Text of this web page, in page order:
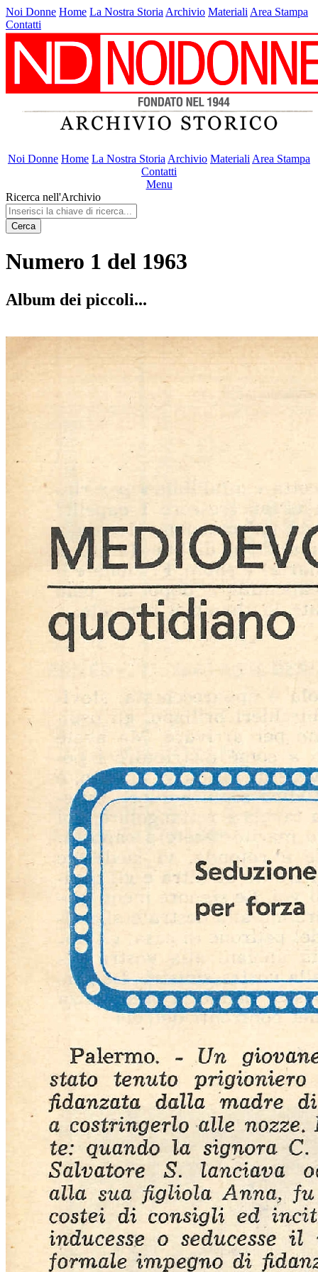
Noi Donne Home La Nostra Storia Archivio Materiali Area Stampa
Contatti
Noi Donne Home La Nostra Storia Archivio Materiali Area Stampa
Contatti
Menu
Ricerca nell'Archivio
Cerca
Numero 1 del 1963
Album dei piccoli...